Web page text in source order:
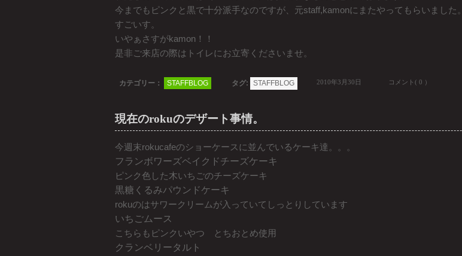
今までもピンクと黒で十分派手なのですが、元staff,kamonにまたやってもらいました。
すごいす。
いやぁさすがkamon！！
是非ご来店の際はトイレにお立寄くださいませ。
カテゴリー： STAFFBLOG タグ: STAFFBLOG 2010年3月30日 コメント( 0 ）
現在のrokuのデザート事情。
今週末rokucafeのショーケースに並んでいるケーキ達。。。
フランボワーズベイクドチーズケーキ
ピンク色した木いちごのチーズケーキ
黒糖くるみパウンドケーキ
rokuのはサワークリームが入っていてしっとりしています
いちごムース
こちらもピンクいやつ とちおとめ使用
クランベリータルト